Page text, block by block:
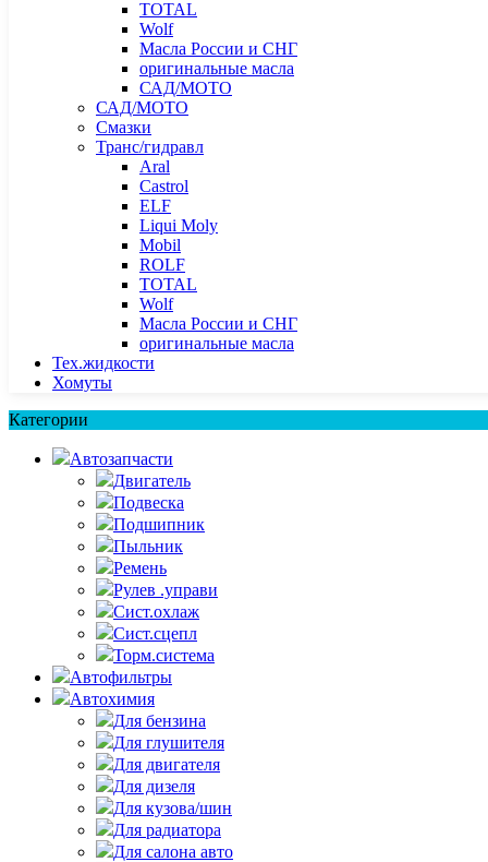
TOTAL
Wolf
Масла России и СНГ
оригинальные масла
САД/МОТО
САД/МОТО
Смазки
Транс/гидравл
Aral
Castrol
ELF
Liqui Moly
Mobil
ROLF
TOTAL
Wolf
Масла России и СНГ
оригинальные масла
Тех.жидкости
Хомуты
Категории
Автозапчасти
Двигатель
Подвеска
Подшипник
Пыльник
Ремень
Рулев .управи
Сист.охлаж
Сист.сцепл
Торм.система
Автофильтры
Автохимия
Для бензина
Для глушителя
Для двигателя
Для дизеля
Для кузова/шин
Для радиатора
Для салона авто